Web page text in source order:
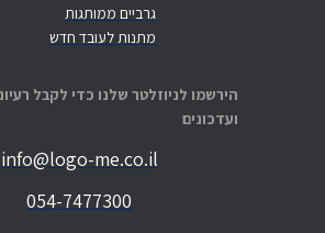
גרביים ממותגות
מתנות לעובד חדש
הירשמו לניוזלטר שלנו כדי לקבל
ועדכונים
info@logo-me.co.il
054-7477300